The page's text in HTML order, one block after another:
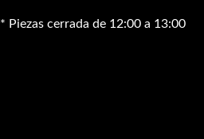
* Piezas cerrada de 12:00 a 13:00